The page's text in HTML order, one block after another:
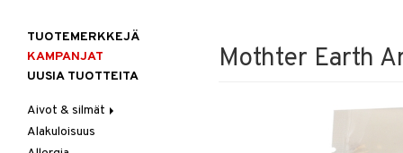
Mothter Earth
TUOTEMERKKEJÄ
KAMPANJAT
UUSIA TUOTTEITA
Aivot & silmät
Muisti
Alakuloisuus